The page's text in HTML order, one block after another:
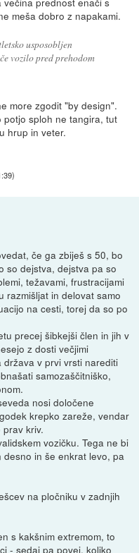
meša dobro z napakami.
usposobljen
vozilo pred prehodom
more zgodit "by design".
sploh ne tangira, tut
hrup in veter.
)
če ga zbiješ s 50, bo
so dejstva, dejstva pa so
težavami, frustracijami
razmišljat in delovat samo
na cesti, torej da so po
precej šibkejši člen in jih v
z dosti večjimi
v prvi vrsti narediti
samozaščitniško,
nosi določene
krepko zareže, vendar
kriv.
vozičku. Tega ne bi
in še enkrat levo, pa
na pločniku v zadnjih
s kakšnim extremom, to
- sedaj pa povej, koliko